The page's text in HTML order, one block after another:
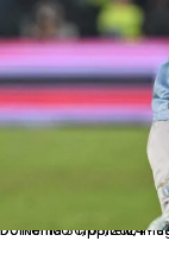
Dc Roma 31/08/2024 - campionato di calcio serie A /